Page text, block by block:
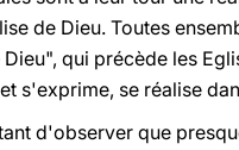
de Dieu. Toutes
qui précède les
s'exprime, se réalise
d'observer que